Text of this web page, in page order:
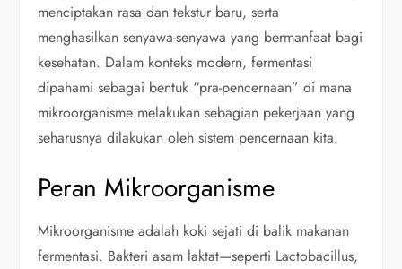
menciptakan rasa dan tekstur baru, serta
menghasilkan senyawa-senyawa yang bermanfaat bagi
kesehatan. Dalam konteks modern, fermentasi
dipahami sebagai bentuk “pra-pencernaan” di mana
mikroorganisme melakukan sebagian pekerjaan yang
seharusnya dilakukan oleh sistem pencernaan kita.
Peran Mikroorganisme
Mikroorganisme adalah koki sejati di balik makanan
fermentasi. Bakteri asam laktat—seperti Lactobacillus,